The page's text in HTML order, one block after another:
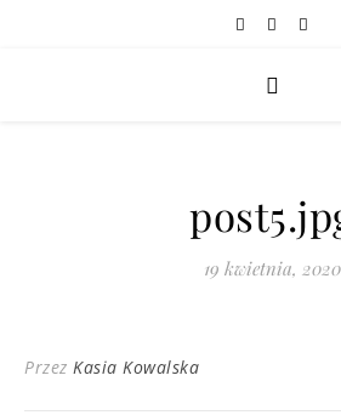
19 kwietnia, 2020
Przez Kasia Kowalska